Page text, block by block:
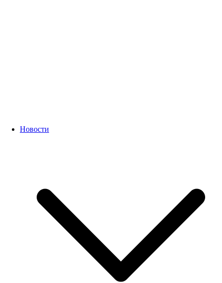
Новости